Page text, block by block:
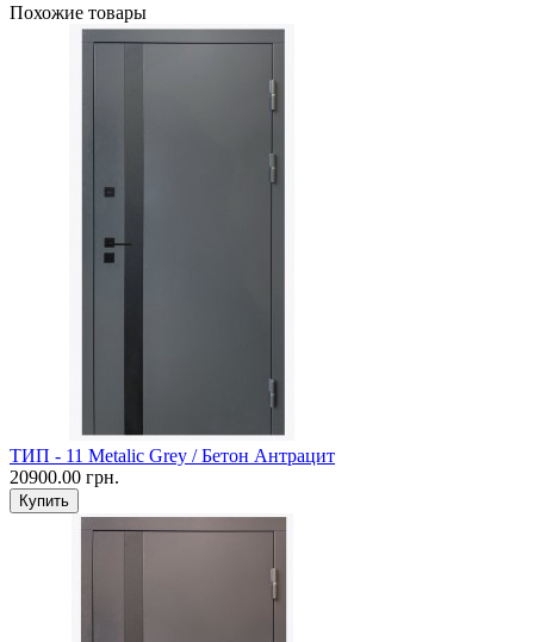
Похожие товары
ТИП - 11 Metalic Grey / Бетон Антрацит
20900.00 грн.